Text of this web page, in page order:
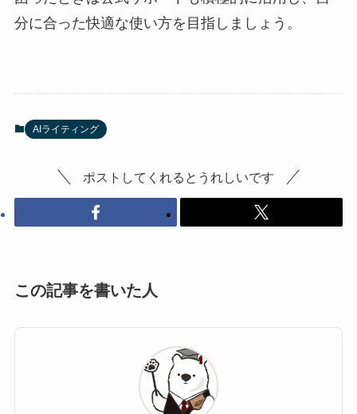
分に合った快適な使い方を目指しましょう。
AIライティング
ポストしてくれるとうれしいです
この記事を書いた人